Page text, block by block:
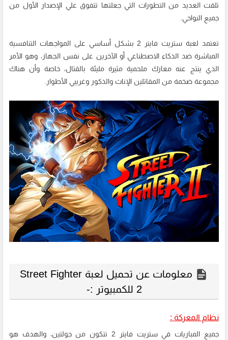
تلقت العديد من التطورات التي جعلتها تتفوق علي الإصدار الأول من
جميع النواحي.
تعتمد لعبة ستريت فايتر 2 بشكل أساسي على المواجهات التنافسية
المباشرة ضد الذكاء الاصطناعي أو الآخرين على نفس الجهاز، وهو الأمر
الذي ينتج عنه معارك ملحمية مثيرة مليئة بالقتال، خاصة وأن هناك
مجموعة ضخمة من المقاتلين الإناث والذكور وغريبي الأطوار.
معلومات عن تحميل لعبة Street Fighter
2 للكمبيوتر :-
نظام المعركة :
جميع المباريات في ستريت فايتر 2 تتكون من جولتين، والهدف هو